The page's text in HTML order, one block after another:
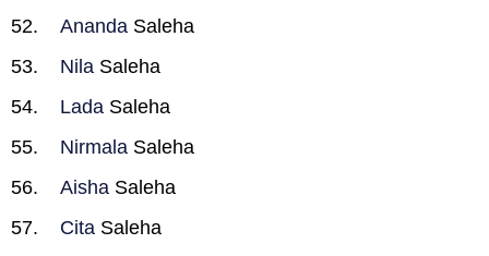
Ananda Saleha
Nila Saleha
Lada Saleha
Nirmala Saleha
Aisha Saleha
Cita Saleha